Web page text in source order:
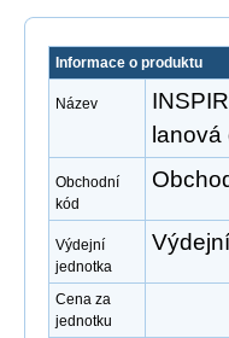
Informace o produktu
Název
Obchodní
kód
Výdejní
jednotka
Cena za
jednotku